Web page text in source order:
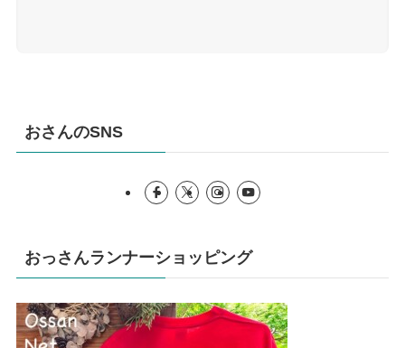
おさんのSNS
おっさんランナーショッピング